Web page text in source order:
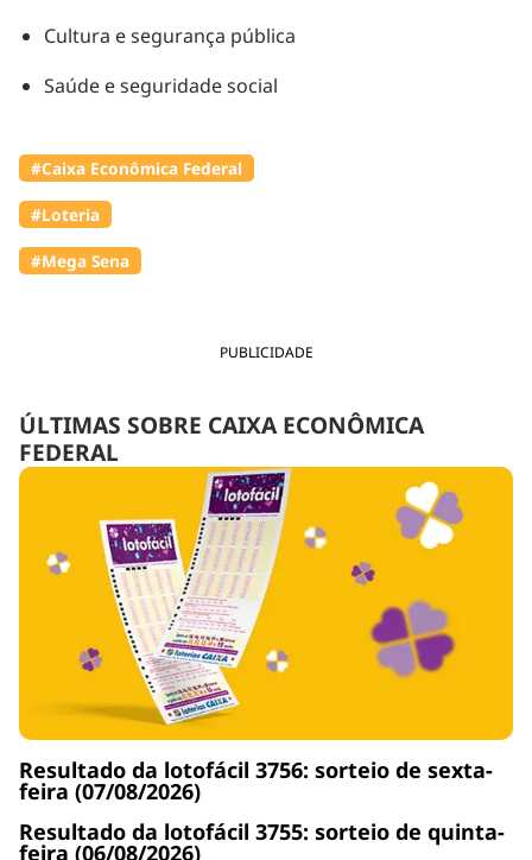
PUBLICIDADE
ÚLTIMAS SOBRE CAIXA ECONÔMICA
FEDERAL
Resultado da lotofácil 3756: sorteio de sexta-
feira (07/08/2026)
Resultado da lotofácil 3755: sorteio de quinta-
feira (06/08/2026)
Cultura e segurança pública
Saúde e seguridade social
#Caixa Econômica Federal
#Loteria
#Mega Sena